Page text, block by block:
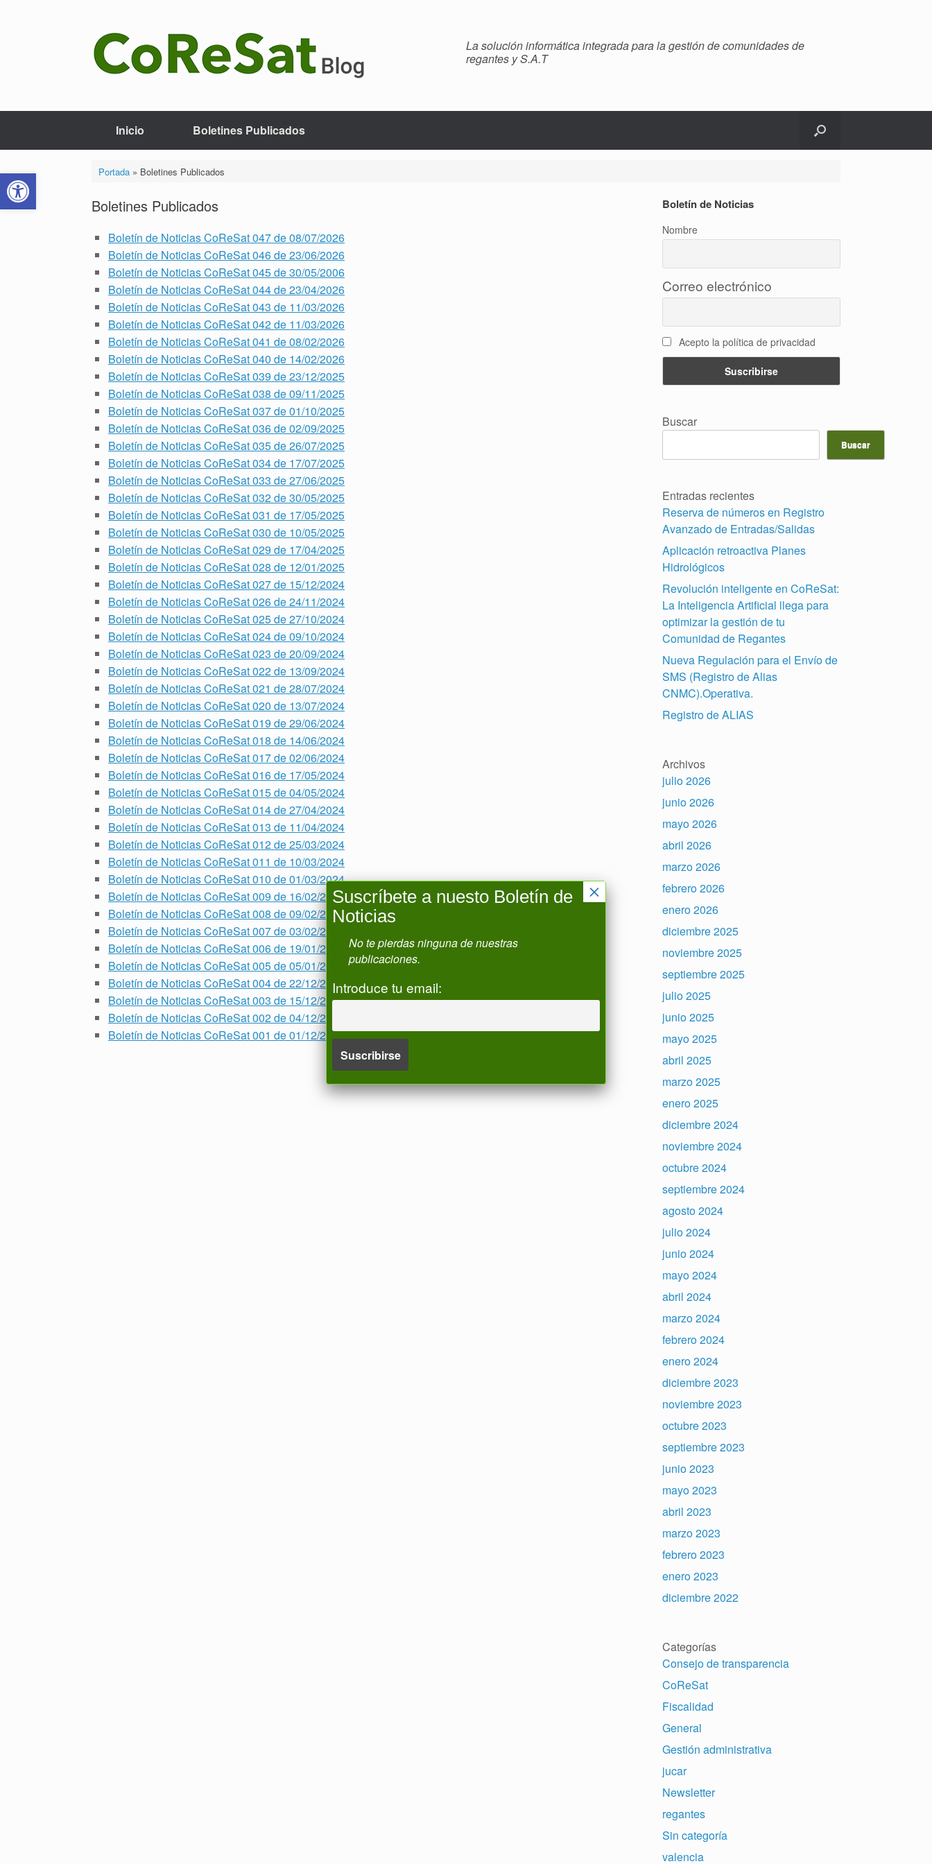
Abrir barra de herramientas
La solución informática integrada para la gestión de comunidades de
regantes y S.A.T
Inicio Boletines Publicados
Portada» Boletines Publicados
Boletines Publicados
Boletín de Noticias CoReSat 047 de 08/07/2026
Boletín de Noticias CoReSat 046 de 23/06/2026
Boletín de Noticias CoReSat 045 de 30/05/2006
Boletín de Noticias CoReSat 044 de 23/04/2026
Boletín de Noticias CoReSat 043 de 11/03/2026
Boletín de Noticias CoReSat 042 de 11/03/2026
Boletín de Noticias CoReSat 041 de 08/02/2026
Boletín de Noticias CoReSat 040 de 14/02/2026
Boletín de Noticias CoReSat 039 de 23/12/2025
Boletín de Noticias CoReSat 038 de 09/11/2025
Boletín de Noticias CoReSat 037 de 01/10/2025
Boletín de Noticias CoReSat 036 de 02/09/2025
Boletín de Noticias CoReSat 035 de 26/07/2025
Boletín de Noticias CoReSat 034 de 17/07/2025
Boletín de Noticias CoReSat 033 de 27/06/2025
Boletín de Noticias CoReSat 032 de 30/05/2025
Boletín de Noticias CoReSat 031 de 17/05/2025
Boletín de Noticias CoReSat 030 de 10/05/2025
Boletín de Noticias CoReSat 029 de 17/04/2025
Boletín de Noticias CoReSat 028 de 12/01/2025
Boletín de Noticias CoReSat 027 de 15/12/2024
Boletín de Noticias CoReSat 026 de 24/11/2024
Boletín de Noticias CoReSat 025 de 27/10/2024
Boletín de Noticias CoReSat 024 de 09/10/2024
Boletín de Noticias CoReSat 023 de 20/09/2024
Boletín de Noticias CoReSat 022 de 13/09/2024
Boletín de Noticias CoReSat 021 de 28/07/2024
Boletín de Noticias CoReSat 020 de 13/07/2024
Boletín de Noticias CoReSat 019 de 29/06/2024
Boletín de Noticias CoReSat 018 de 14/06/2024
Boletín de Noticias CoReSat 017 de 02/06/2024
Boletín de Noticias CoReSat 016 de 17/05/2024
Boletín de Noticias CoReSat 015 de 04/05/2024
Boletín de Noticias CoReSat 014 de 27/04/2024
Boletín de Noticias CoReSat 013 de 11/04/2024
Boletín de Noticias CoReSat 012 de 25/03/2024
Boletín de Noticias CoReSat 011 de 10/03/2024
Boletín de Noticias CoReSat 010 de 01/03/2024
Boletín de Noticias CoReSat 009 de 16/02/2024
Boletín de Noticias CoReSat 008 de 09/02/2024
Boletín de Noticias CoReSat 007 de 03/02/2024
Boletín de Noticias CoReSat 006 de 19/01/2024
Boletín de Noticias CoReSat 005 de 05/01/2024
Boletín de Noticias CoReSat 004 de 22/12/2023
Boletín de Noticias CoReSat 003 de 15/12/2023
Boletín de Noticias CoReSat 002 de 04/12/2023
Boletín de Noticias CoReSat 001 de 01/12/2023
Boletín de Noticias
Nombre
Correo electrónico
Acepto la política de privacidad
Buscar
Buscar
Entradas recientes
Reserva de números en Registro
Avanzado de Entradas/Salidas
Aplicación retroactiva Planes
Hidrológicos
Revolución inteligente en CoReSat:
La Inteligencia Artificial llega para
optimizar la gestión de tu
Comunidad de Regantes
Nueva Regulación para el Envío de
SMS (Registro de Alias
CNMC).Operativa.
Registro de ALIAS
Archivos
julio 2026
junio 2026
mayo 2026
abril 2026
marzo 2026
febrero 2026
enero 2026
diciembre 2025
noviembre 2025
septiembre 2025
julio 2025
junio 2025
mayo 2025
abril 2025
marzo 2025
enero 2025
diciembre 2024
noviembre 2024
octubre 2024
septiembre 2024
agosto 2024
julio 2024
junio 2024
mayo 2024
abril 2024
marzo 2024
febrero 2024
enero 2024
diciembre 2023
noviembre 2023
octubre 2023
septiembre 2023
junio 2023
mayo 2023
abril 2023
marzo 2023
febrero 2023
enero 2023
diciembre 2022
Categorías
Consejo de transparencia
CoReSat
Fiscalidad
General
Gestión administrativa
jucar
Newsletter
regantes
Sin categoría
valencia
Suscríbete a nuesto Boletín de
Noticias
No te pierdas ninguna de nuestras
publicaciones.
Introduce tu email:
×